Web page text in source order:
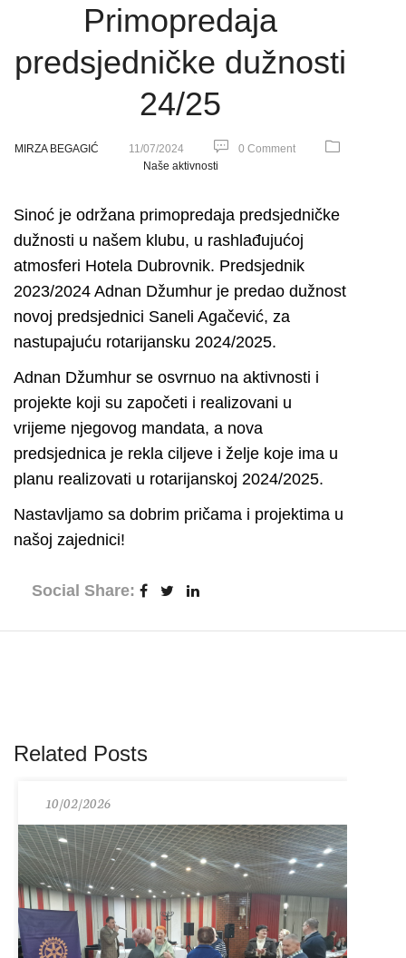
Primopredaja
predsjedničke dužnosti
24/25
MIRZA BEGAGIĆ 11/07/2024
0 Comment
Naše aktivnosti
Sinoć je održana primopredaja predsjedničke
dužnosti u našem klubu, u rashlađujućoj
atmosferi Hotela Dubrovnik. Predsjednik
2023/2024 Adnan Džumhur je predao dužnost
novoj predsjednici Saneli Agačević, za
nastupajuću rotarijansku 2024/2025.
Adnan Džumhur se osvrnuo na aktivnosti i
projekte koji su započeti i realizovani u
vrijeme njegovog mandata, a nova
predsjednica je rekla ciljeve i želje koje ima u
planu realizovati u rotarijanskoj 2024/2025.
Nastavljamo sa dobrim pričama i projektima u
našoj zajednici!
Social Share:
Related Posts
10/02/2026